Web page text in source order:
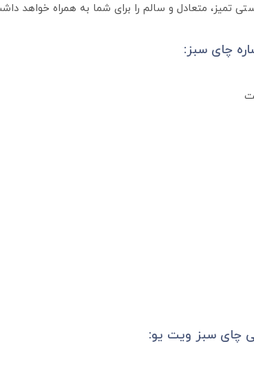
تمیز، متعادل و سالم را برای شما به همراه خواهد
چای سبز:
چای سبز ویت یو: